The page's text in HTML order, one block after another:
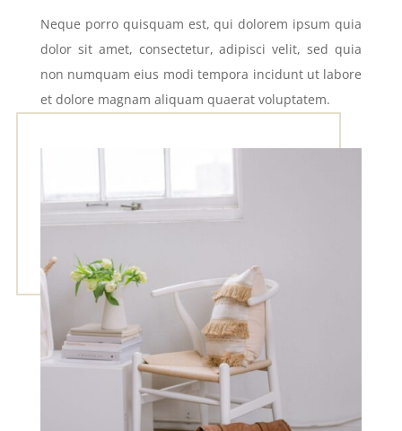
Neque porro quisquam est, qui dolorem ipsum quia
dolor sit amet, consectetur, adipisci velit, sed quia
non numquam eius modi tempora incidunt ut labore
et dolore magnam aliquam quaerat voluptatem.